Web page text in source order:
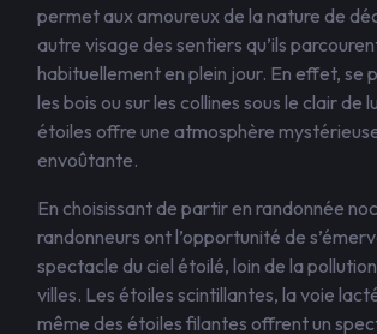
permet aux amoureux de la nature de
autre visage des sentiers qu’ils
habituellement en plein jour. En effet, se
les bois ou sur les collines sous le clair de
étoiles offre une atmosphère
envoûtante.
En choisissant de partir en randonnée
randonneurs ont l’opportunité de
spectacle du ciel étoilé, loin de la
villes. Les étoiles scintillantes, la voie
même des étoiles filantes offrent un